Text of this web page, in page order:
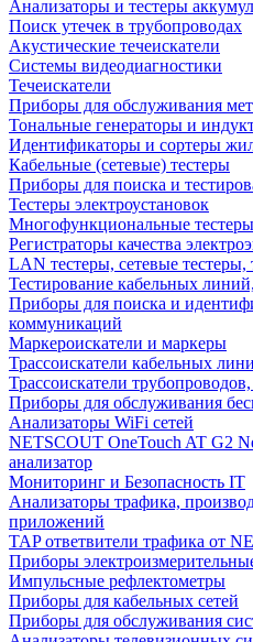
Анализаторы и тестеры
Поиск утечек в трубопроводах
Акустические течеискатели
Системы видеодиагностики
Течеискатели
Приборы для обслуживания
Тональные генераторы и
Идентификаторы и сортеры
Кабельные (сетевые) тестеры
Приборы для поиска и
Тестеры электроустановок
Многофункциональные
Регистраторы качества
LAN тестеры, сетевые тестеры,
Тестирование кабельных
Приборы для поиска и
коммуникаций
Маркероискатели и маркеры
Трассоискатели кабельных
Трассоискатели
Приборы для обслуживания
Анализаторы WiFi сетей
NETSCOUT OneTouch AT G2
анализатор
Мониторинг и Безопасность IT
Анализаторы трафика,
приложений
TAP ответвители трафика от
Приборы
Импульсные рефлектометры
Приборы для кабельных сетей
Приборы для обслуживания